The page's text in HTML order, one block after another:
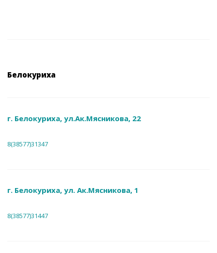
Белокуриха
г. Белокуриха, ул.Ак.Мясникова, 22
8(38577)31347
г. Белокуриха, ул. Ак.Мясникова, 1
8(38577)31447